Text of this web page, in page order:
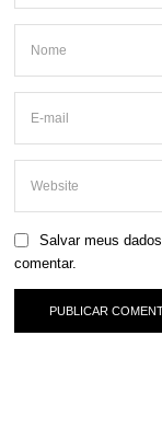
Salvar meus
comentar.